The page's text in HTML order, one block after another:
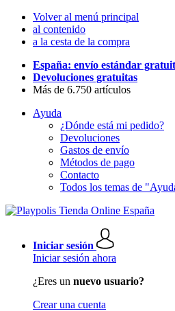
Volver al menú principal
al contenido
a la cesta de la compra
España: envío estándar
Devoluciones gratuitas
Más de 6.750 artículos
Ayuda
¿Dónde está mi pedido?
Devoluciones
Gastos de envío
Métodos de pago
Contacto
Todos los temas de
Iniciar sesión
Iniciar sesión ahora
¿Eres un nuevo usuario?
Crear una cuenta